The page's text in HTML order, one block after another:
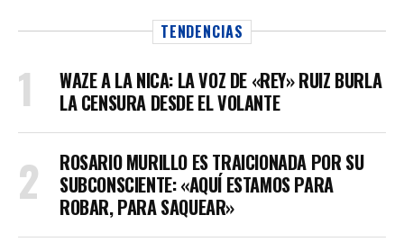
TENDENCIAS
WAZE A LA NICA: LA VOZ DE «REY» RUIZ BURLA
LA CENSURA DESDE EL VOLANTE
ROSARIO MURILLO ES TRAICIONADA POR SU
SUBCONSCIENTE: «AQUÍ ESTAMOS PARA
ROBAR, PARA SAQUEAR»